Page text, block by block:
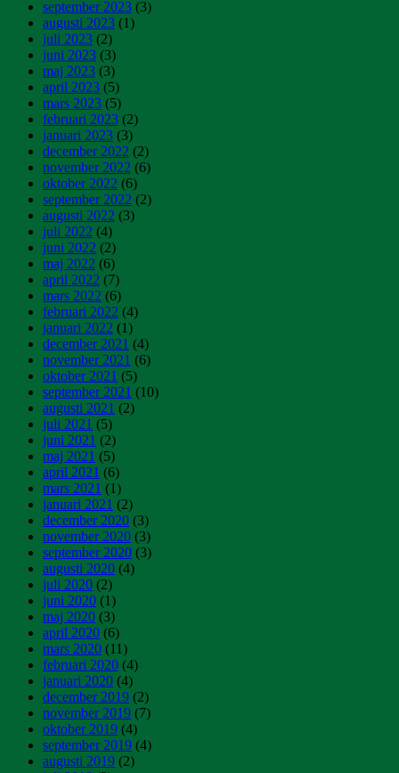
september 2023 (3)
augusti 2023 (1)
juli 2023 (2)
juni 2023 (3)
maj 2023 (3)
april 2023 (5)
mars 2023 (5)
februari 2023 (2)
januari 2023 (3)
december 2022 (2)
november 2022 (6)
oktober 2022 (6)
september 2022 (2)
augusti 2022 (3)
juli 2022 (4)
juni 2022 (2)
maj 2022 (6)
april 2022 (7)
mars 2022 (6)
februari 2022 (4)
januari 2022 (1)
december 2021 (4)
november 2021 (6)
oktober 2021 (5)
september 2021 (10)
augusti 2021 (2)
juli 2021 (5)
juni 2021 (2)
maj 2021 (5)
april 2021 (6)
mars 2021 (1)
januari 2021 (2)
december 2020 (3)
november 2020 (3)
september 2020 (3)
augusti 2020 (4)
juli 2020 (2)
juni 2020 (1)
maj 2020 (3)
april 2020 (6)
mars 2020 (11)
februari 2020 (4)
januari 2020 (4)
december 2019 (2)
november 2019 (7)
oktober 2019 (4)
september 2019 (4)
augusti 2019 (2)